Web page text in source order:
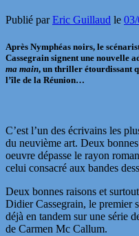
Publié parEric Guillaud le
Après Nymphéas noirs, le
Cassegrain signent une nouvelle
ma main, un thriller étourdissant
l’île de la Réunion…
C’est l’un des écrivains les
du neuvième art. Deux
oeuvre dépasse le rayon
celui consacré aux bandes
Deux bonnes raisons et
Didier Cassegrain, le premier
déjà en tandem sur une série
de Carmen Mc Callum.